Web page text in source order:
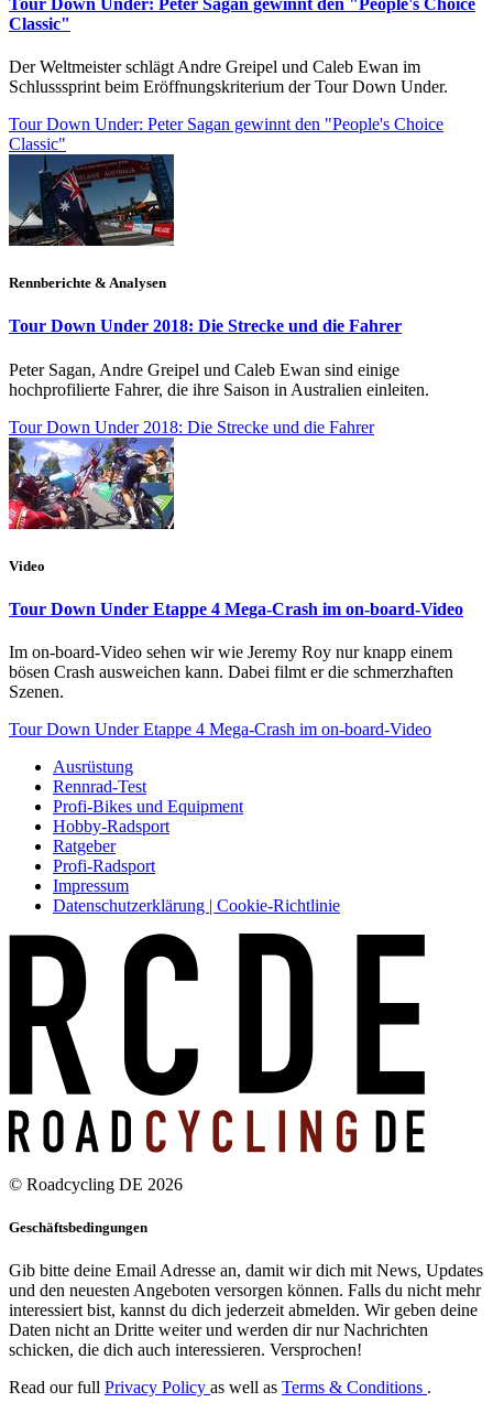
Classic"
Der Weltmeister schlägt Andre Greipel und Caleb Ewan im
Schlusssprint beim Eröffnungskriterium der Tour Down Under.
Tour Down Under: Peter Sagan gewinnt den "People's Choice
Classic"
Rennberichte & Analysen
Tour Down Under 2018: Die Strecke und die Fahrer
Peter Sagan, Andre Greipel und Caleb Ewan sind einige
hochprofilierte Fahrer, die ihre Saison in Australien einleiten.
Tour Down Under 2018: Die Strecke und die Fahrer
Video
Tour Down Under Etappe 4 Mega-Crash im on-board-Video
Im on-board-Video sehen wir wie Jeremy Roy nur knapp einem
bösen Crash ausweichen kann. Dabei filmt er die schmerzhaften
Szenen.
Tour Down Under Etappe 4 Mega-Crash im on-board-Video
Ausrüstung
Rennrad-Test
Profi-Bikes und Equipment
Hobby-Radsport
Ratgeber
Profi-Radsport
Impressum
Datenschutzerklärung | Cookie-Richtlinie
© Roadcycling DE 2026
Geschäftsbedingungen
Gib bitte deine Email Adresse an, damit wir dich mit News, Updates
und den neuesten Angeboten versorgen können. Falls du nicht mehr
interessiert bist, kannst du dich jederzeit abmelden. Wir geben deine
Daten nicht an Dritte weiter und werden dir nur Nachrichten
schicken, die dich auch interessieren. Versprochen!
Read our full Privacy Policy as well as Terms & Conditions .